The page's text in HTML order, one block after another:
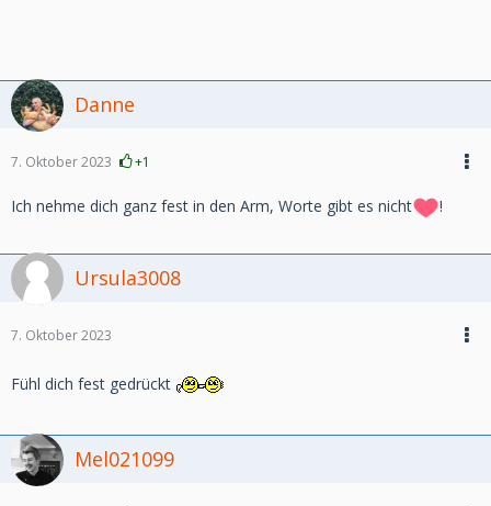
Danne
7. Oktober 2023 +1
Ich nehme dich ganz fest in den Arm, Worte gibt es nicht !
Ursula3008
7. Oktober 2023
Fühl dich fest gedrückt
Mel021099